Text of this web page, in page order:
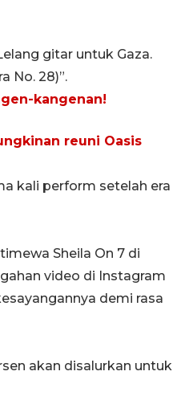
gitar untuk Gaza.
No. 28)”.
kangenan!
reuni Oasis
kali perform setelah era
Sheila On 7 di
video di Instagram
demi rasa
akan disalurkan untuk